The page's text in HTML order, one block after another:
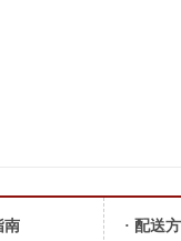
南 · 配送